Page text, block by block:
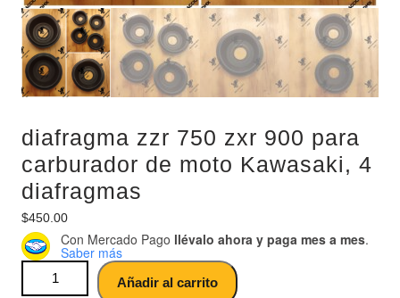
diafragma zzr 750 zxr 900 para
carburador de moto Kawasaki, 4
diafragmas
$450.00
Con Mercado Pago llévalo ahora y paga mes a mes.
Saber más
diafragma zzr 750 zxr 900 para carburador de moto
Kawasaki, 4 diafragmas cantidad
Añadir al carrito